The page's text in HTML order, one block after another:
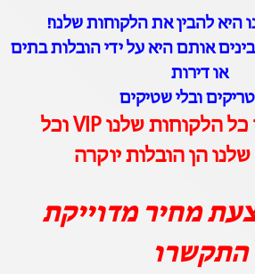
היא להבין את הלקוחות שלנו!
אותם היא על ידי הובלות בתים
או דירות
ובלי שטיקים
כי מבחינתינו כל הלקוחות שלנו VIP וכל
הן הובלות יוקרה
מחיר מדוייקת
התקשרו